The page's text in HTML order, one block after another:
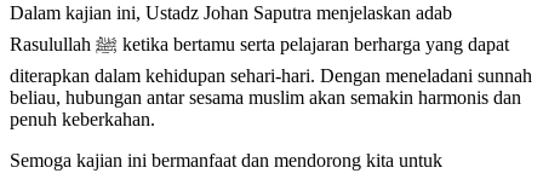
Dalam kajian ini, Ustadz Johan Saputra menjelaskan adab
Rasulullah ﷺ ketika bertamu serta pelajaran berharga yang dapat
diterapkan dalam kehidupan sehari-hari. Dengan meneladani sunnah
beliau, hubungan antar sesama muslim akan semakin harmonis dan
penuh keberkahan.
Semoga kajian ini bermanfaat dan mendorong kita untuk